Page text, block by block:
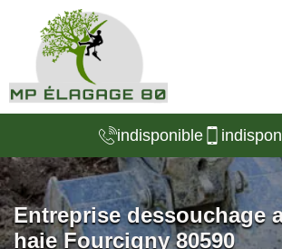
indisponible
Entreprise dessouchage
haie Fourcigny 80590